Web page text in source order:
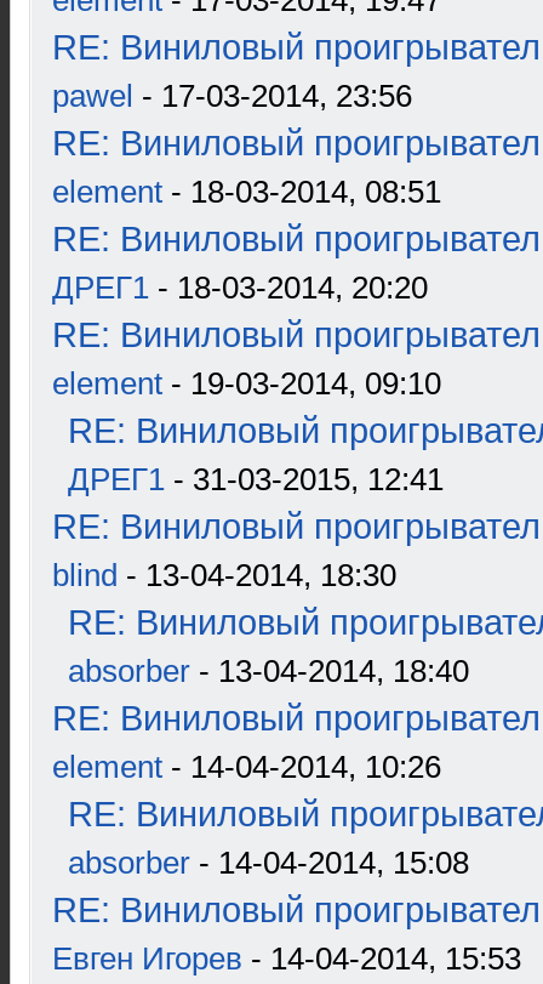
RE: Виниловый
pawel - 17-03-2014, 23:56
RE: Виниловый
element - 18-03-2014, 08:51
RE: Виниловый
ДРЕГ1 - 18-03-2014, 20:20
RE: Виниловый
element - 19-03-2014, 09:10
RE: Виниловый
ДРЕГ1 - 31-03-2015, 12:41
RE: Виниловый
blind - 13-04-2014, 18:30
RE: Виниловый
absorber - 13-04-2014, 18:40
RE: Виниловый
element - 14-04-2014, 10:26
RE: Виниловый
absorber - 14-04-2014, 15:08
RE: Виниловый
Евген Игорев - 14-04-2014, 15:53